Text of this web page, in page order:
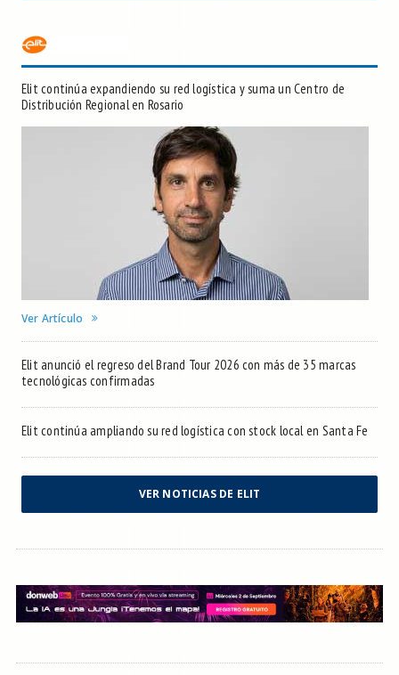
Elit continúa expandiendo su red logística y suma un Centro de
Distribución Regional en Rosario
Ver Artículo
Elit anunció el regreso del Brand Tour 2026 con más de 35 marcas
tecnológicas confirmadas
Elit continúa ampliando su red logística con stock local en Santa Fe
VER NOTICIAS DE ELIT